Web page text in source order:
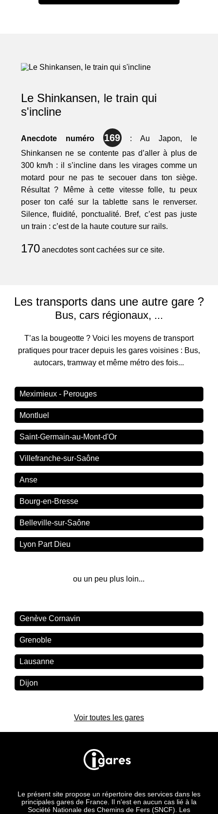
Le Shinkansen, le train qui
s'incline
Anecdote numéro 169: Au Japon, le
Shinkansen ne se contente pas d’aller à plus de
300 km/h : il s’incline dans les virages comme un
motard pour ne pas te secouer dans ton siège.
Résultat ? Même à cette vitesse folle, tu peux
poser ton café sur la tablette sans le renverser.
Silence, fluidité, ponctualité. Bref, c’est pas juste
un train : c’est de la haute couture sur rails.
170anecdotes sont cachées sur ce site.
Les transports dans une autre gare ?
Bus, cars régionaux, ...
T’as la bougeotte ? Voici les moyens de transport
pratiques pour tracer depuis les gares voisines : Bus,
autocars, tramway et même métro des fois...
Meximieux - Perouges
Montluel
Saint-Germain-au-Mont-d'Or
Villefranche-sur-Saône
Anse
Bourg-en-Bresse
Belleville-sur-Saône
Lyon Part Dieu
ou un peu plus loin...
Genève Cornavin
Grenoble
Lausanne
Dijon
Voir toutes les gares
Le présent site propose un répertoire des services dans les
principales gares de France. Il n'est en aucun cas lié à la
Société Nationale des Chemins de Fers (SNCF). Les